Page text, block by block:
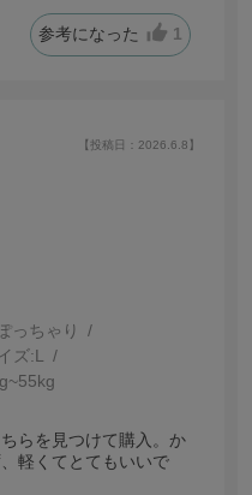
参考になった 1
【投稿日：2026.6.8】
ちゃり
ズ:L
らを見つけて購入。か
軽くてとてもいいで